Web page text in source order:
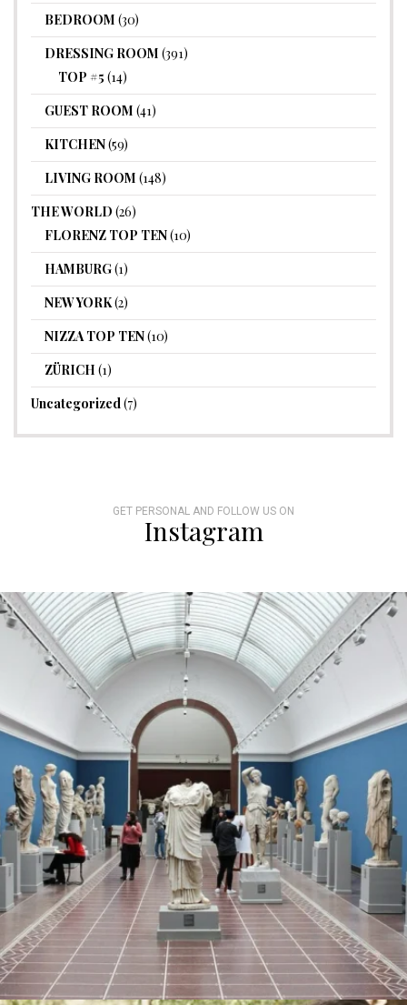
BEDROOM (30)
DRESSING ROOM (391)
TOP #5 (14)
GUEST ROOM (41)
KITCHEN(59)
LIVING ROOM (148)
THE WORLD (26)
FLORENZ TOP TEN(10)
HAMBURG(1)
NEW YORK(2)
NIZZA TOP TEN(10)
ZÜRICH (1)
Uncategorized(7)
GET PERSONAL AND FOLLOW US ON
Instagram